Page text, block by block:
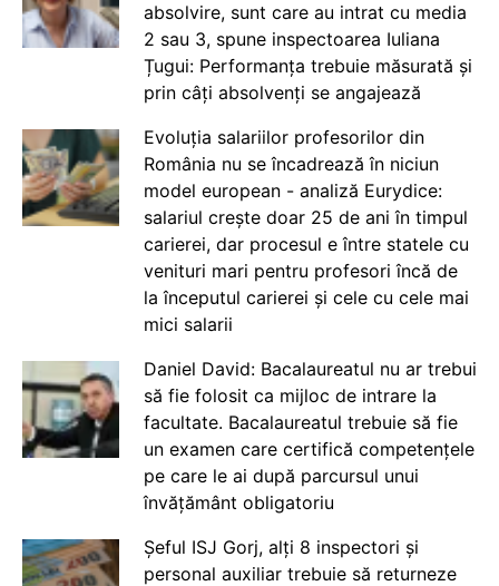
absolvire, sunt care au intrat cu media
2 sau 3, spune inspectoarea Iuliana
Țugui: Performanța trebuie măsurată și
prin câți absolvenți se angajează
Evoluția salariilor profesorilor din
România nu se încadrează în niciun
model european - analiză Eurydice:
salariul crește doar 25 de ani în timpul
carierei, dar procesul e între statele cu
venituri mari pentru profesori încă de
la începutul carierei și cele cu cele mai
mici salarii
Daniel David: Bacalaureatul nu ar trebui
să fie folosit ca mijloc de intrare la
facultate. Bacalaureatul trebuie să fie
un examen care certifică competențele
pe care le ai după parcursul unui
învățământ obligatoriu
Șeful ISJ Gorj, alți 8 inspectori și
personal auxiliar trebuie să returneze